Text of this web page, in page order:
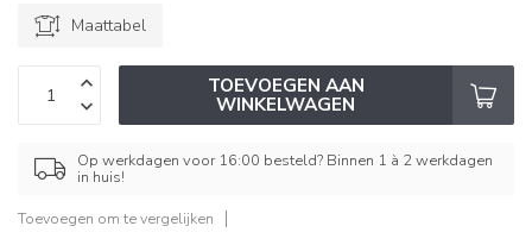
Maattabel
TOEVOEGEN AAN
WINKELWAGEN
Op werkdagen voor 16:00 besteld? Binnen 1 à 2 werkdagen
in huis!
Toevoegen om te vergelijken